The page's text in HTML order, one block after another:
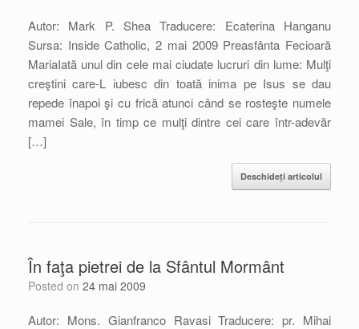
Autor: Mark P. Shea Traducere: Ecaterina Hanganu
Sursa: Inside Catholic, 2 mai 2009 Preasfânta Fecioară
MariaIată unul din cele mai ciudate lucruri din lume: Mulţi
creştini care-L iubesc din toată inima pe Isus se dau
repede înapoi şi cu frică atunci când se rosteşte numele
mamei Sale, în timp ce mulţi dintre cei care într-adevăr
[…]
Deschideți articolul
În faţa pietrei de la Sfântul Mormânt
Posted on 24 mai 2009
Autor: Mons. Gianfranco Ravasi Traducere: pr. Mihai